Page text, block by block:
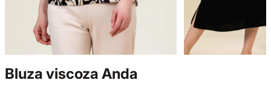
Bluza viscoza Anda
TWIN SETS
KNITWEAR
COATS
COATS
JACKETS
SENSE LIMITED EDITION
BACK TO OFFICE